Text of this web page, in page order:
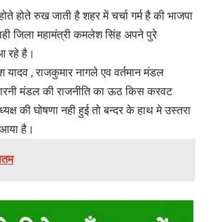
होते रुख जाती है शहर में चर्चा गर्म है की भाजपा
जिला महामंत्री कमलेश सिंह अपने पुरे
रहे है।
यादव , राजकुमार नागले एव वर्तमान मंडल
मंडल की राजनीति का ऊठ किस करवट
की घोषणा नही हुई तो बन्दर के हाथ मे उस्तरा
है।